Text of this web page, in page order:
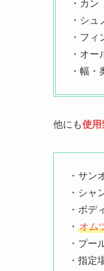
・カン
・シュ
・フィ
・オー
・幅
他にも使用
・サン
・シャ
・ボデ
・ オム
・プー
・指定